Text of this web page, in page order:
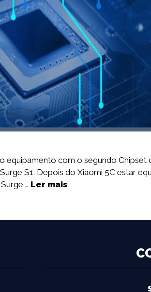
equipamento com o segundo Chipset
S1. Depois do Xiaomi 5C estar
… Ler mais